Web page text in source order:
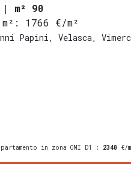
| m² 90
1766 €/m²
Papini, Velasca,
in zona OMI D1 : 2340 €/